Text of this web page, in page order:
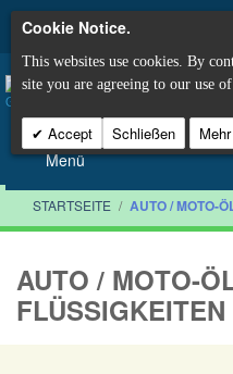
Menü
STARTSEITE / AUTO / MOTO-
AUTO / MOTO-
FLÜSSIGKEITEN
Cookie Notice.
This websites use cookies. By
site you are agreeing to our use
Accept Schließen